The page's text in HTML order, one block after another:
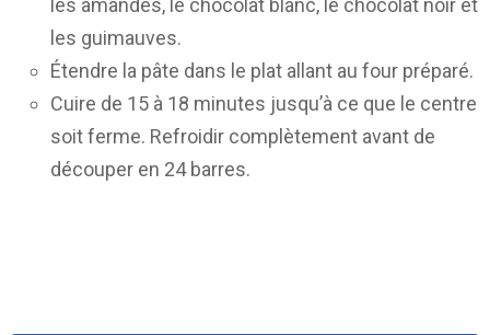
les guimauves.
Étendre la pâte dans le plat allant au four préparé.
Cuire de 15 à 18 minutes jusqu’à ce que le centre
soit ferme. Refroidir complètement avant de
découper en 24 barres.